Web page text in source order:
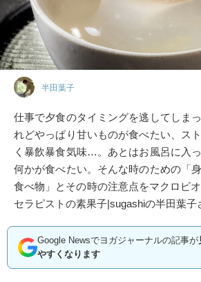
半田葉子
仕事で夕食のタイミングを逃してしま
れどやっぱり甘いものが食べたい、ス
く暴飲暴食気味…。あとはお風呂に入
何かが食べたい。そんな時のための「
食べ物」とその時の注意点をマクロビ
セラピストの素果子|sugashiの半田葉子
Google Newsでヨガジャーナルの記事が
やすくなります